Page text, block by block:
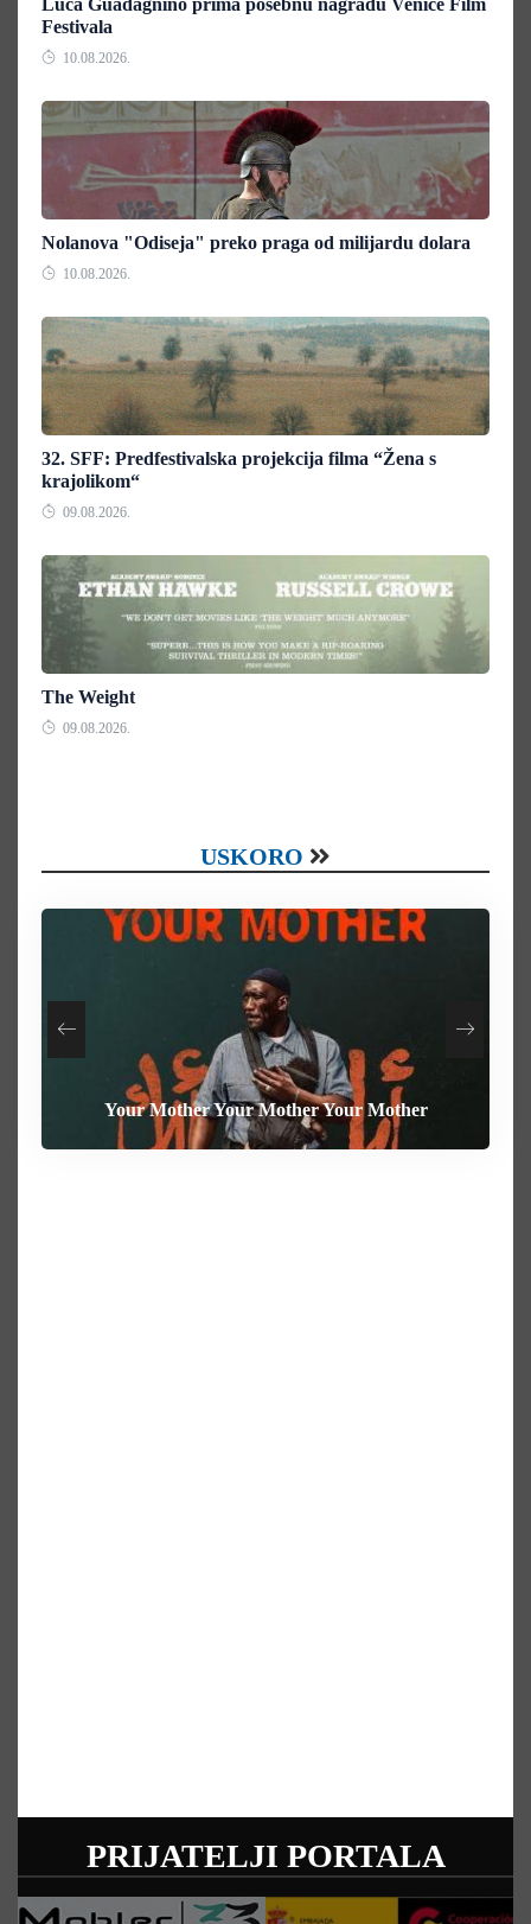
Luca Guadagnino prima posebnu nagradu Venice Film
Festivala
10.08.2026.
Nolanova "Odiseja" preko praga od milijardu dolara
10.08.2026.
32. SFF: Predfestivalska projekcija filma “Žena s
krajolikom“
09.08.2026.
The Weight
09.08.2026.
USKORO
The Weight
Your Mother Your Mother Your Mother
Heart of the Beast
Behemoth
PRIJATELJI PORTALA